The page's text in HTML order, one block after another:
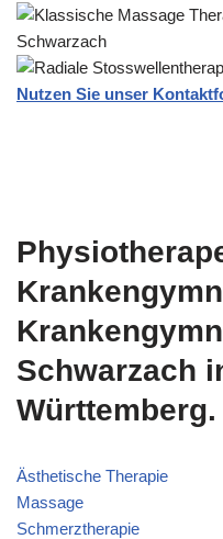
Nutzen Sie unser
Schwarzach
Württemberg.
Ästhetische Therapie
Massage
Schmerztherapie